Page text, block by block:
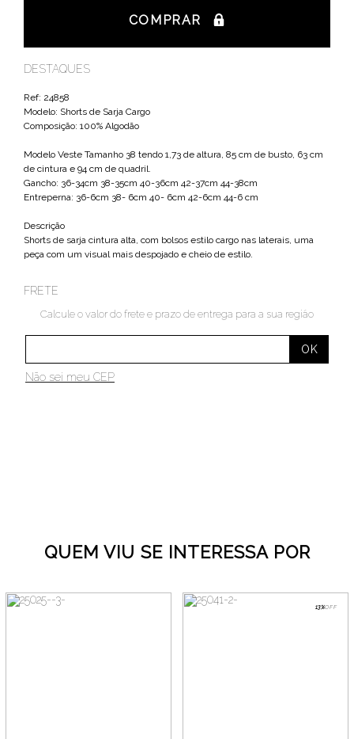
COMPRAR
DESTAQUES
Ref: 24858
Modelo: Shorts de Sarja Cargo
Composição: 100% Algodão
Modelo Veste Tamanho 38 tendo 1,73 de altura, 85 cm de busto, 63 cm
de cintura e 94 cm de quadril.
Gancho: 36-34cm 38-35cm 40-36cm 42-37cm 44-38cm
Entreperna: 36-6cm 38- 6cm 40- 6cm 42-6cm 44-6 cm
Descrição
Shorts de sarja cintura alta, com bolsos estilo cargo nas laterais, uma
peça com um visual mais despojado e cheio de estilo.
FRETE
Calcule o valor do frete e prazo de entrega para a sua região
Não sei meu CEP
QUEM VIU SE INTERESSA POR
13%OFF